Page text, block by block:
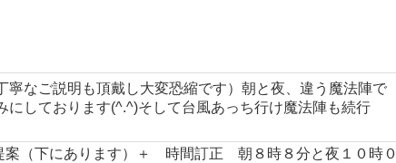
なご説明も頂戴し大変恐縮です）朝と夜、違う魔法陣で
しております(^.^)そして台風あっち行け魔法陣も続行
案（下にあります）＋ 時間訂正 朝８時８分と夜１０時０